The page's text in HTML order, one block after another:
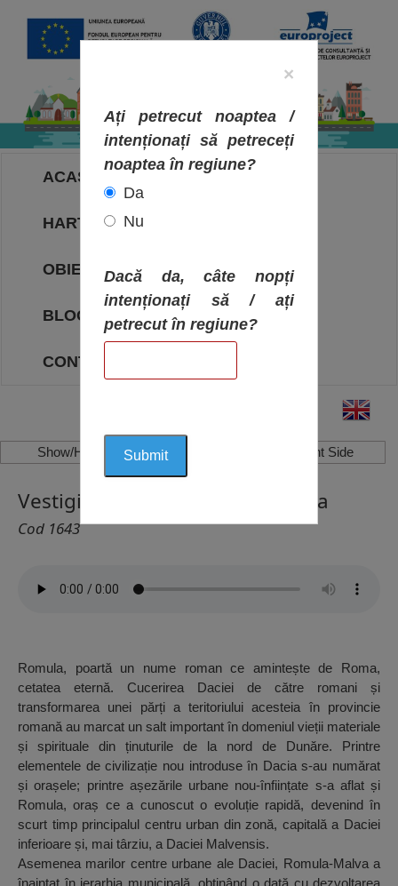
ACASA
HARTA OBIECTIVELOR
OBIECTIVE
BLOG
CONTACT
Show/Hide Left Side Show/Hide Right Side
Vestigiile Orașului Roman, Reșca
Cod 1643
Romula, poartă un nume roman ce amintește de Roma,
cetatea eternă. Cucerirea Daciei de către romani și
transformarea unei părți a teritoriului acesteia în provincie
romană au marcat un salt important în domeniul vieții materiale
și spirituale din ținuturile de la nord de Dunăre. Printre
elementele de civilizație nou introduse în Dacia s-au numărat
și orașele; printre așezările urbane nou-înființate s-a aflat și
Romula, oraș ce a cunoscut o evoluție rapidă, devenind în
scurt timp principalul centru urban din zonă, capitală a Daciei
inferioare și, mai târziu, a Daciei Malvensis.
Asemenea marilor centre urbane ale Daciei, Romula-Malva a
×
Ați petrecut noaptea /
intenționați să petreceți
noaptea în regiune?
Da
Nu
Dacă da, câte nopți
intenționați să / ați
petrecut în regiune?